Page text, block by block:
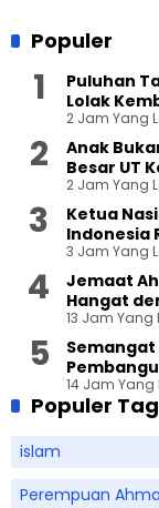
Populer
Puluhan
Lolak
2 Jam Yang
Anak
Besar UT
2 Jam Yang
Ketua
Indonesia
Terbuka
3 Jam Yang
Jemaat
Hangat
13 Jam Yang
14 Jam Yang
Populer Tag
islam
Perempuan